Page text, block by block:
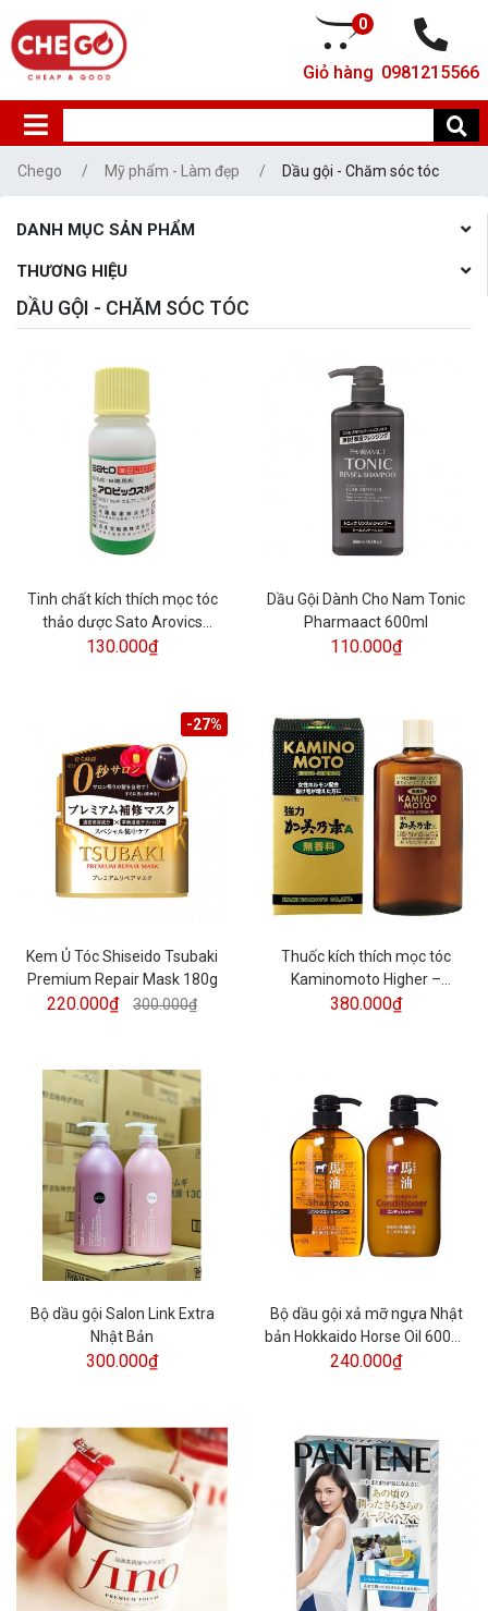
Giỏ hàng
0
0981215566
Chego Mỹ phẩm - Làm đẹp Dầu gội - Chăm sóc tóc
DANH MỤC SẢN PHẨM
THƯƠNG HIỆU
DẦU GỘI - CHĂM SÓC TÓC
Tinh chất kích thích mọc tóc
thảo dược Sato Arovics
Solutions 5% Nhật Bản
130.000₫
Dầu Gội Dành Cho Nam Tonic
Pharmaact 600ml
110.000₫
Kem Ủ Tóc Shiseido Tsubaki
Premium Repair Mask 180g
220.000₫ 300.000₫
-27%
Thuốc kích thích mọc tóc
Kaminomoto Higher –
Strenght 200ml
380.000₫
Bộ dầu gội Salon Link Extra
Nhật Bản
300.000₫
Bộ dầu gội xả mỡ ngựa Nhật
bản Hokkaido Horse Oil 600ml
Nhật Bản
240.000₫